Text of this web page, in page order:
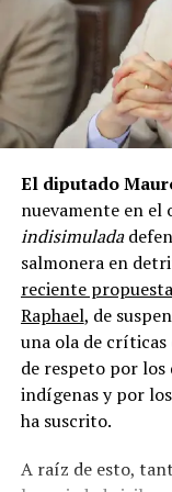
llegó un
los gobiernos
vamos a contar
previstos»,
discutir y priorizar
garantizar que los
los programas de
Por su parte,
señaló que los
garantizados.
desde el año
destinados a
tocarán, la
quien también
recortes a mitad de
El futuro de los
Chiloé,
depende
El diputado
nuevamente en el
indisimulada
salmonera en
reciente
Raphael, de
una ola de
de respeto por los
indígenas y por
ha suscrito.
A raíz de esto,